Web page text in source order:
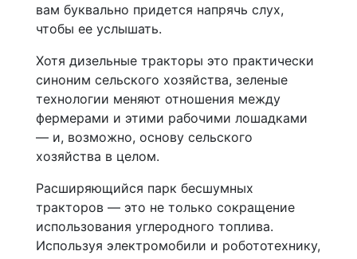
вам буквально придется напрячь слух,
чтобы ее услышать.
Хотя дизельные тракторы это практически
синоним сельского хозяйства, зеленые
технологии меняют отношения между
фермерами и этими рабочими лошадками
— и, возможно, основу сельского
хозяйства в целом.
Расширяющийся парк бесшумных
тракторов — это не только сокращение
использования углеродного топлива.
Используя электромобили и робототехнику,